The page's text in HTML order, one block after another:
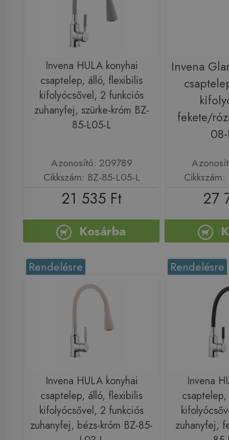
Invena HULA konyhai
csaptelep, álló, flexibilis
kifolyócsővel, 2 funkciós
zuhanyfej, szürke-króm BZ-
85-L05-L
Azonosító: 209789
Cikkszám: BZ-85-L05-L
21 535 Ft
Kosárba
Invena
fekete/
27
Rendelésre
Invena HULA konyhai
csaptelep, álló, flexibilis
kifolyócsővel, 2 funkciós
zuhanyfej, bézs-króm BZ-85-
Rendelésre
Invena
zuhanyfej,